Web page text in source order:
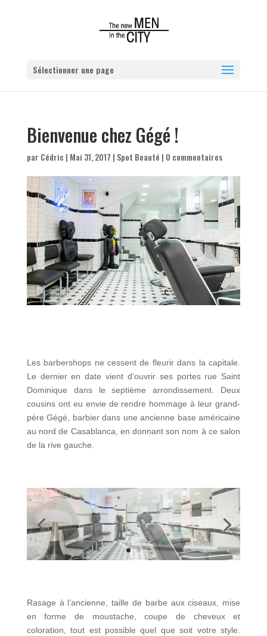
Sélectionner une page
Bienvenue chez Gégé !
par Cédric | Mai 31, 2017 | Spot Beauté | 0 commentaires
Les barbershops ne cessent de fleurir dans la capitale.
Le dernier en date vient d’ouvrir ses portes rue Saint
Dominique dans le septième arrondissement. Deux
cousins ont eu envie de rendre hommage à leur grand-
père Gégé, barbier dans une ancienne base américaine
au nord de Casablanca, en donnant son nom à ce salon
de la rive gauche.
Rasage à l’ancienne, taille de barbe aux ciseaux, mise
en forme de moustache, coupe de cheveux et
coloration, tout est possible quel que soit votre style.